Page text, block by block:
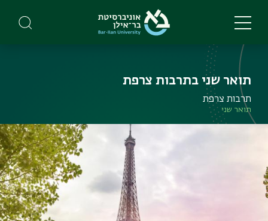
main
תואר שני בתרבות צרפת
תרבות צרפת
תואר שני